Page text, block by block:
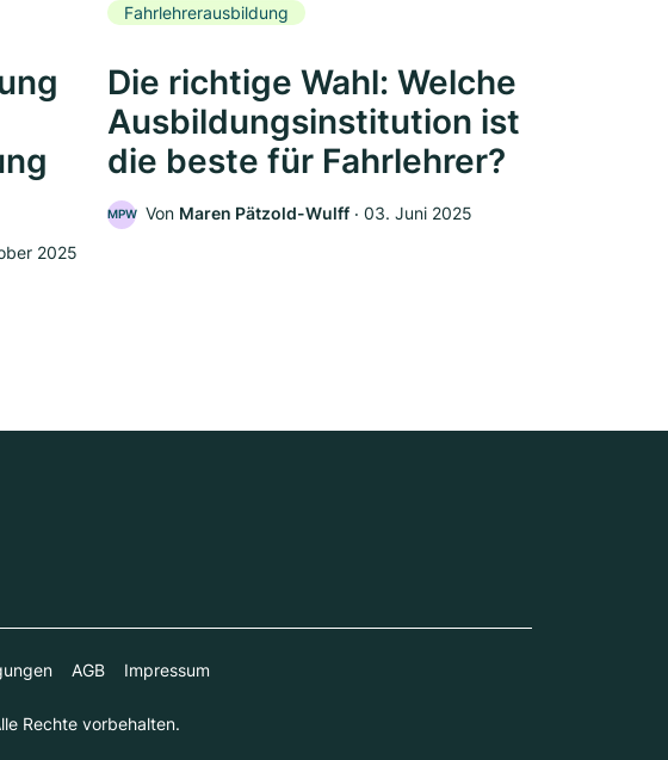
2025
Fahrlehrerausbildung
Die richtige Wahl: Welche
Ausbildungsinstitution ist
die beste für Fahrlehrer?
MPW Von Maren Pätzold-Wulff ‧ 03. Juni 2025
AGB Impressum
Rechte vorbehalten.